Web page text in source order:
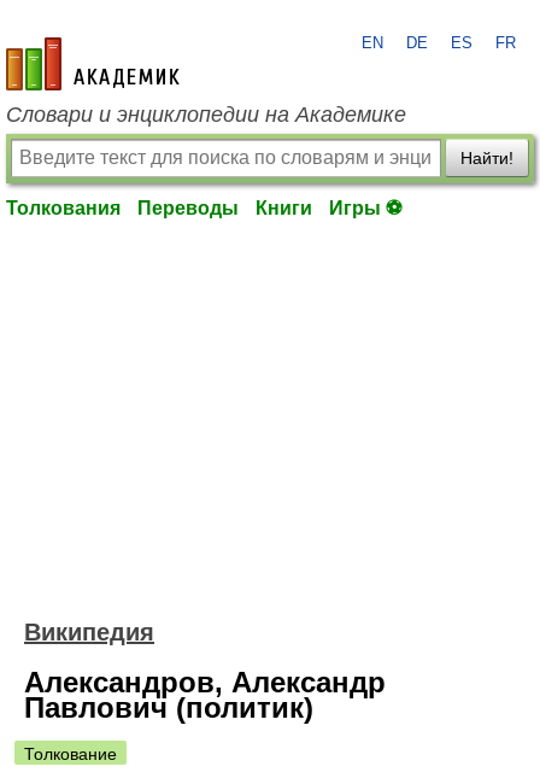
academic.ru
EN DE ES FR
Словари и энциклопедии на Академике
Найти!
Толкования Переводы Книги Игры ⚽
Википедия
Александров, Александр
Павлович (политик)
Толкование